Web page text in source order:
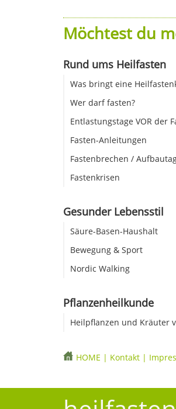
Möchtest du
Rund ums Heilfasten
Was bringt eine
Wer darf fasten?
Entlastungstage VOR der
Fasten-Anleitungen
Fastenbrechen /
Fastenkrisen
Gesunder Lebensstil
Säure-Basen-Haushalt
Bewegung & Sport
Nordic Walking
Pflanzenheilkunde
Heilpflanzen und Kräuter
HOME | Kontakt|